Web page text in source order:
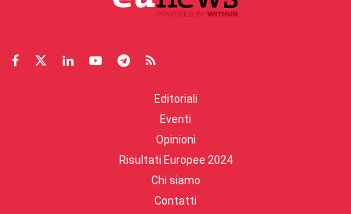
Editoriali
Eventi
Opinioni
Risultati Europee 2024
Chi siamo
Contatti